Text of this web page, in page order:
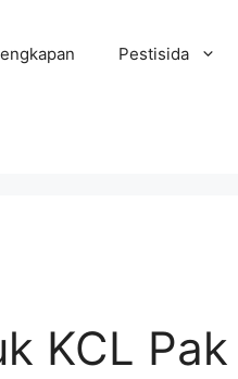
Pestisida
KCL